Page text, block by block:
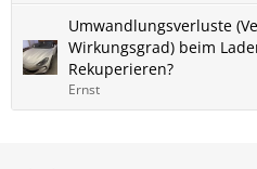
Umwandlungsverluste
Wirkungsgrad) beim
Rekuperieren?
Ernst